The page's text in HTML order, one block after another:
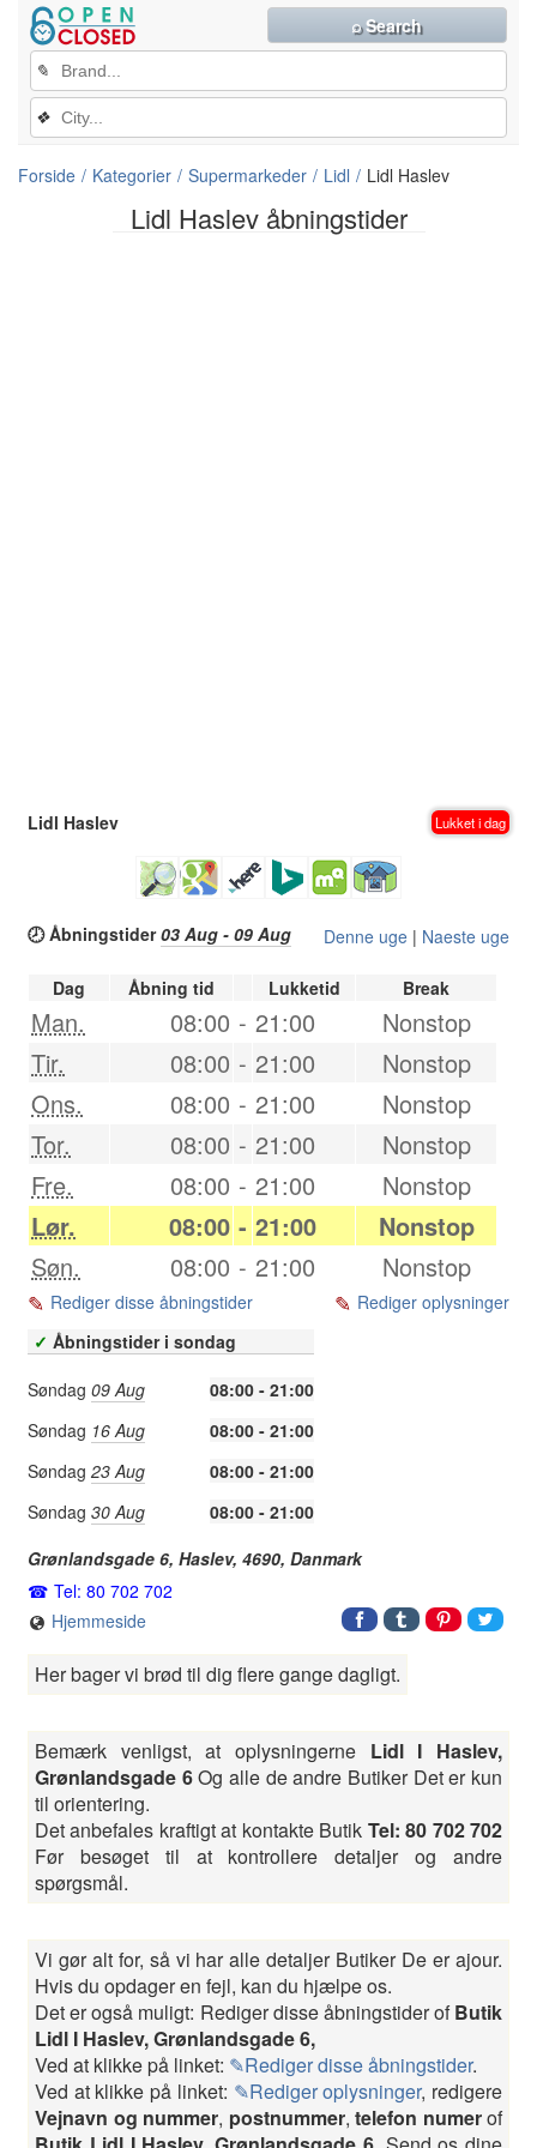
Lidl Haslev åbningstider
✎
❖
⌕ Search
Forside Kategorier Supermarkeder Lidl Lidl Haslev
Lidl Haslev Lukket i dag
🕗 Åbningstider03 Aug - 09 Aug Denne uge | Naeste uge
Dag Åbning tid Lukketid Break
Man. 08:00 - 21:00
Nonstop
Tir.
08:00 - 21:00
Nonstop
Ons.
08:00 - 21:00
Nonstop
Tor.
08:00 - 21:00
Nonstop
Fre.
08:00 - 21:00
Nonstop
Lør.
08:00 - 21:00
Nonstop
Søn.
08:00 - 21:00 Nonstop
Rediger disse åbningstider
Rediger oplysninger
✓ Åbningstider i sondag
Søndag 09 Aug
08:00 - 21:00
Søndag 16 Aug
08:00 - 21:00
Søndag 23 Aug
08:00 - 21:00
Søndag 30 Aug
08:00 - 21:00
Grønlandsgade 6, Haslev, 4690, Danmark
Tel: 80 702 702
Hjemmeside
Her bager vi brød til dig flere gange dagligt.
Bemærk venligst, at oplysningerne Lidl I Haslev,
Grønlandsgade 6Og alle de andre Butiker Det er kun
til orientering.
Det anbefales kraftigt at kontakte Butik Tel: 80 702 702
Før besøget til at kontrollere detaljer og andre
spørgsmål.
Vi gør alt for, så vi har alle detaljer Butiker De er ajour.
Hvis du opdager en fejl, kan du hjælpe os.
Det er også muligt: Rediger disse åbningstider ofButik
Lidl I Haslev, Grønlandsgade 6,
Ved at klikke på linket: ✎Rediger disse åbningstider.
Ved at klikke på linket: ✎Rediger oplysninger, redigere
Vejnavn og nummer, postnummer, telefon numerof